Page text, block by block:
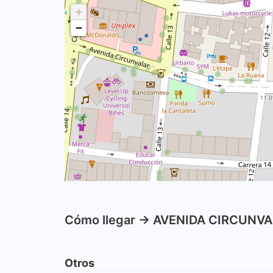
+
−
Cómo llegar -> AVENIDA
Otros